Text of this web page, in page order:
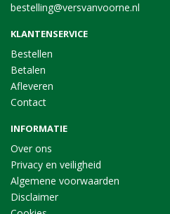
bestelling@versvanvoorne.nl
KLANTENSERVICE
Bestellen
Betalen
Afleveren
Contact
INFORMATIE
Over ons
Privacy en veiligheid
Algemene voorwaarden
Disclaimer